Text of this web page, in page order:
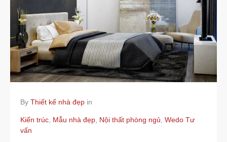
By Thiết kế nhà đẹp in
Kiến trúc Mẫu nhà đẹp Nội thất phòng ngủ Wedo Tư
vấn